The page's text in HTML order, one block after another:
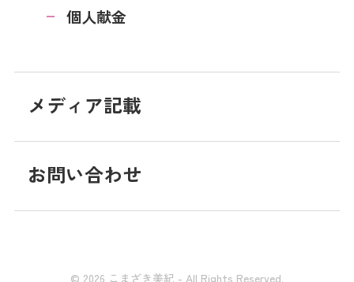
個人献金
メディア記載
お問い合わせ
© 2026 こまざき美紀 - All Rights Reserved.